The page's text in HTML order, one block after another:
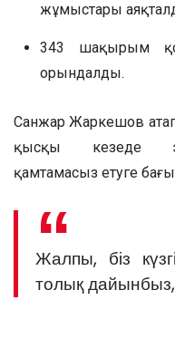
жұмыстары
343 шақырым
орындалды.
Санжар Жаркешов
қысқы кезеңде
қамтамасыз етуге
Жалпы, біз
толық